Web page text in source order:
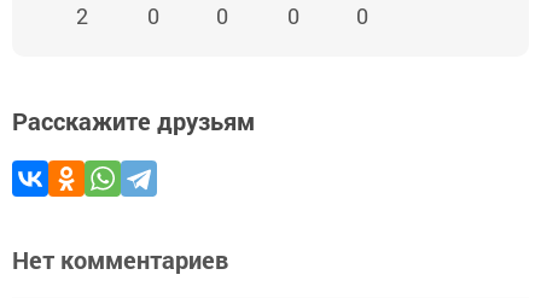
2 0 0 0 0
Расскажите друзьям
Нет комментариев